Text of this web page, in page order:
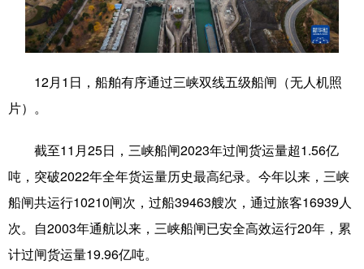
食品 人居 信息化 数字经济
文化产业
地方频道
12月1日，船舶有序通过三峡双线五级船闸（无人机照
片）。
截至11月25日，三峡船闸2023年过闸货运量超1.56亿
吨，突破2022年全年货运量历史最高纪录。今年以来，三峡
船闸共运行10210闸次，过船39463艘次，通过旅客16939人
次。自2003年通航以来，三峡船闸已安全高效运行20年，累
计过闸货运量19.96亿吨。